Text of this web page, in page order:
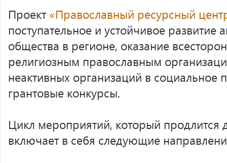
Проект «Православный ресурсный
поступательное и устойчивое развитие
общества в регионе, оказание
религиозным православным
неактивных организаций в социальное
грантовые конкурсы.
Цикл мероприятий, который продлится
включает в себя следующие